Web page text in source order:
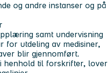
og andre instanser og på
samt undervisning
for utdeling av medisiner,
blir gjennomført.
henhold til forskrifter, lover